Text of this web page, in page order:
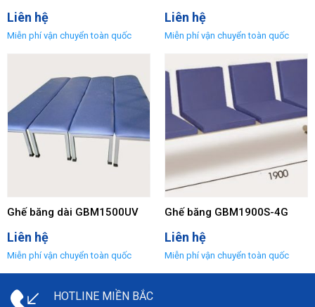
Liên hệ Liên hệ
Ghế băng dài GBM1500UV
Liên hệ
Ghế băng GBM1900S-4G
Liên hệ
HOTLINE MIỀN BẮC